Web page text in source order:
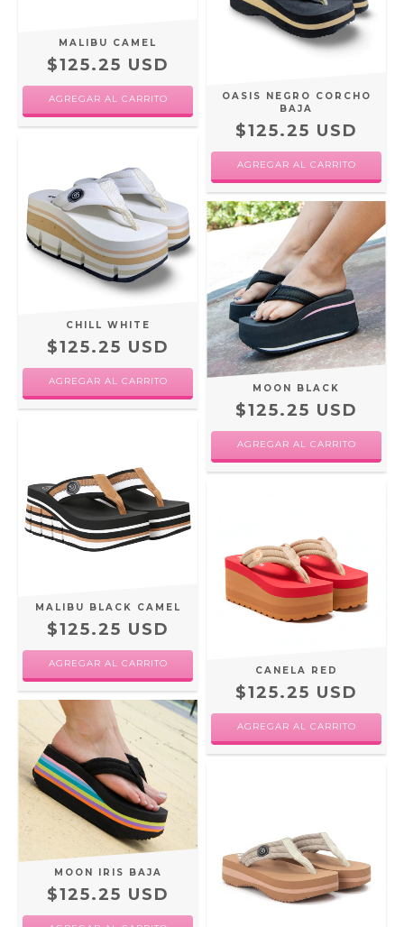
MALIBU CAMEL
$125.25 USD
AGREGAR AL CARRITO
OASIS NEGRO CORCHO
BAJA
$125.25 USD
AGREGAR AL CARRITO
CHILL WHITE
$125.25 USD
AGREGAR AL CARRITO
MOON BLACK
$125.25 USD
AGREGAR AL CARRITO
MALIBU BLACK CAMEL
$125.25 USD
AGREGAR AL CARRITO
CANELA RED
$125.25 USD
AGREGAR AL CARRITO
MOON IRIS BAJA
$125.25 USD